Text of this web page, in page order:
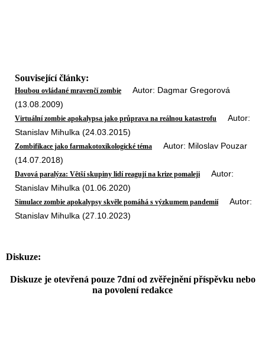
Související články:
Houbou ovládané mravenčí zombie Autor: Dagmar Gregorová
(13.08.2009)
Virtuální zombie apokalypsa jako průprava na reálnou katastrofu
Autor:
Stanislav Mihulka (24.03.2015)
Zombifikace jako farmakotoxikologické téma Autor: Miloslav Pouzar
(14.07.2018)
Davová paralýza: Větší skupiny lidí reagují na krize pomaleji Autor:
Stanislav Mihulka (01.06.2020)
Simulace zombie apokalypsy skvěle pomáhá s výzkumem pandemiíAutor:
Stanislav Mihulka (27.10.2023)
Diskuze:
Diskuze je otevřená pouze 7dní od zvěřejnění příspěvku nebo
na povolení redakce